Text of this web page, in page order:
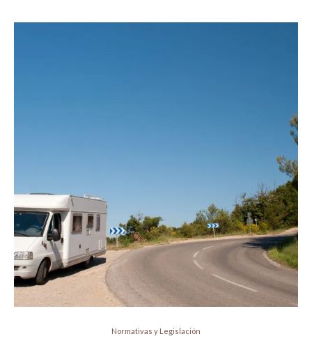
Normativas y Legislación